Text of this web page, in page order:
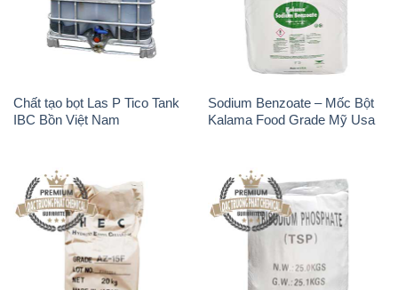
Chất tạo bọt Las P Tico Tank
IBC Bồn Việt Nam
Sodium Benzoate – Mốc Bột
Kalama Food Grade Mỹ Usa